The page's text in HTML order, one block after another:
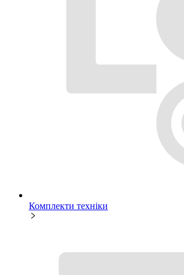
Комплекти техніки